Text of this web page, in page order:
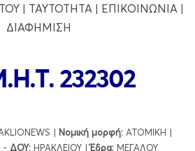
| ΤΑΥΤΟΤΗΤΑ | ΕΠΙΚΟΙΝΩΝΙΑ |
ΔΙΑΦΗΜΙΣΗ
| Νομική μορφή: ΑΤΟΜΙΚΗ |
- ΔΟΥ: ΗΡΑΚΛΕΙΟΥ |Έδρα: ΜΕΓΑΛΟΥ